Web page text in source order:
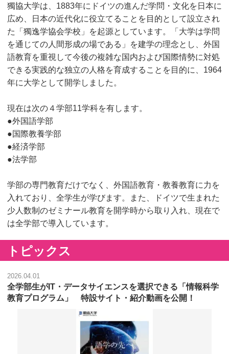
獨協大学は、1883年にドイツの進んだ学問・文化を日本に
広め、日本の近代化に役立てることを目的として設立され
た「獨逸学協会学校」を起源としています。「大学は学問
を通じての人間形成の場である」を建学の理念とし、外国
語教育を重視して今後の複雑な国内および国際情勢に対処
できる実践的な独立の人格を育成することを目的に、1964
年に大学として開学しました。
現在は次の４学部11学科を有します。
●外国語学部
●国際教養学部
●経済学部
●法学部
学部の専門教育だけでなく、外国語教育・教養教育に力を
入れており、全学生が学びます。また、ドイツで生まれた
少人数制のゼミナール教育を開学時から取り入れ、現在で
は全学部で導入しています。
トピックス
2026.04.01
全学部生がIT・データサイエンスを選択できる「情報科学
教育プログラム」 特設サイト・紹介動画を公開！